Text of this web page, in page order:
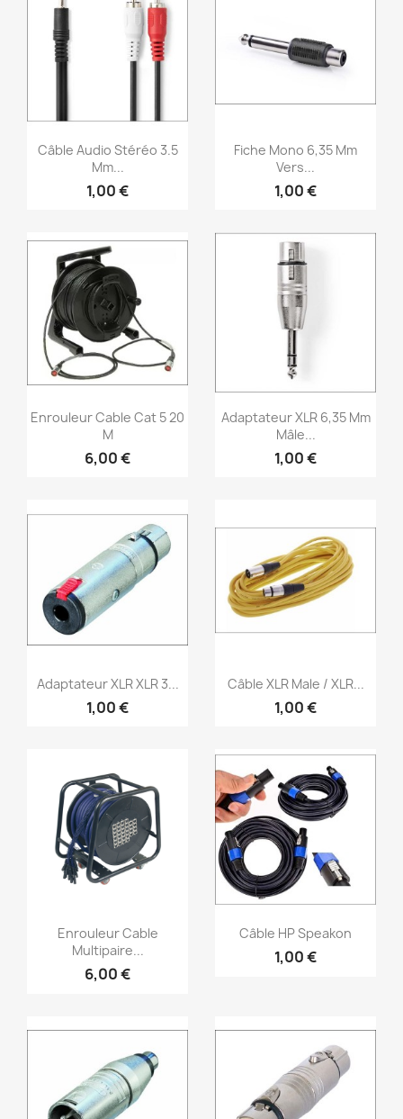
Aperçu rapide
Câble Audio Stéréo 3.5
Mm...
1,00 €
Aperçu rapide
Fiche Mono 6,35 Mm
Vers...
1,00 €
Aperçu rapide
Enrouleur Cable Cat 5 20
M
6,00 €
Aperçu rapide
Adaptateur XLR 6,35 Mm
Mâle...
1,00 €
Aperçu rapide
Adaptateur XLR XLR 3...
1,00 €
Aperçu rapide
Câble XLR Male / XLR...
1,00 €
Aperçu rapide
Enrouleur Cable
Multipaire...
6,00 €
Aperçu rapide
Câble HP Speakon
1,00 €